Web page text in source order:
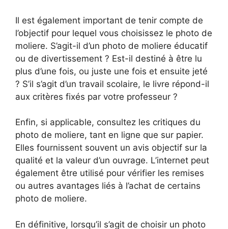
Il est également important de tenir compte de
l’objectif pour lequel vous choisissez le photo de
moliere. S’agit-il d’un photo de moliere éducatif
ou de divertissement ? Est-il destiné à être lu
plus d’une fois, ou juste une fois et ensuite jeté
? S’il s’agit d’un travail scolaire, le livre répond-il
aux critères fixés par votre professeur ?
Enfin, si applicable, consultez les critiques du
photo de moliere, tant en ligne que sur papier.
Elles fournissent souvent un avis objectif sur la
qualité et la valeur d’un ouvrage. L’internet peut
également être utilisé pour vérifier les remises
ou autres avantages liés à l’achat de certains
photo de moliere.
En définitive, lorsqu’il s’agit de choisir un photo